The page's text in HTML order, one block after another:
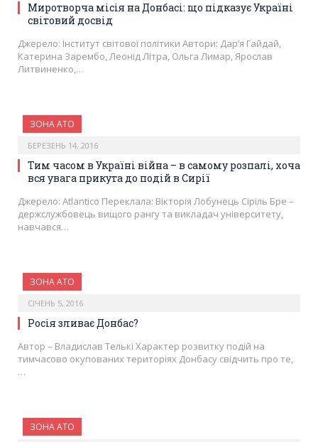
Миротворча місія на Донбасі: що підказує Україні
світовий досвід
Джерело: Інститут світової політики Автори: Дар’я Гайдай,
Катерина Зарембо, Леонід Літра, Ольга Лимар, Ярослав
Литвиненко,…
ЗОНА АТО
БЕРЕЗЕНЬ 14, 2016
Тим часом в Україні війна – в самому розпалі, хоча
вся увага прикута до подій в Сирії
Джерело: Atlantico Переклала: Вікторія Лобунець Сіріль Бре –
держслужбовець вищого рангу та викладач університету,
навчався…
ЗОНА АТО
СІЧЕНЬ 5, 2016
Росія зливає Донбас?
Aвтор – Владислав Телькі Характер розвитку подій на
тимчасово окупованих територіях Донбасу свідчить про те,
…
ЗОНА АТО